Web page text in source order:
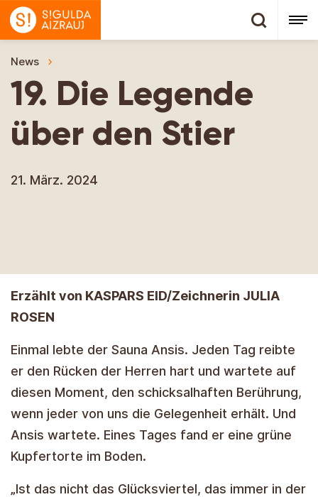
News
19. Die Legende
über den Stier
21. März. 2024
Erzählt von KASPARS EID/Zeichnerin JULIA
ROSEN
Einmal lebte der Sauna Ansis. Jeden Tag reibte
er den Rücken der Herren hart und wartete auf
diesen Moment, den schicksalhaften Berührung,
wenn jeder von uns die Gelegenheit erhält. Und
Ansis wartete. Eines Tages fand er eine grüne
Kupfertorte im Boden.
„Ist das nicht das Glücksviertel, das immer in der